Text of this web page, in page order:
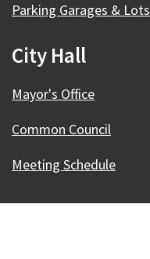
Parking Garages & Lots
City Hall
Mayor's Office
Common Council
Meeting Schedule